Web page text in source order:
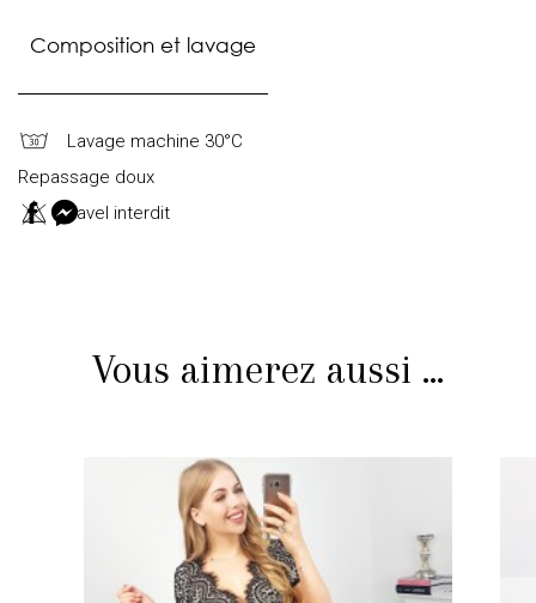
Composition et lavage
Lavage machine 30°C
Repassage doux
Javel interdit
Vous aimerez aussi ...